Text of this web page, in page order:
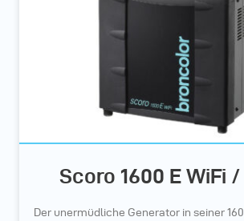
Scoro 1600 E WiFi /
Der unermüdliche Generator in seiner